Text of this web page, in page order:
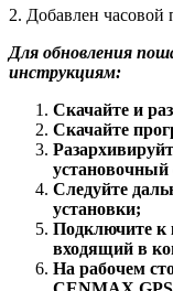
2. Добавлен часовой
Для обновления
инструкциям:
Скачайте и
Скачайте
установочный
Следуйте
установки;
Подключите к
входящий в
На рабочем